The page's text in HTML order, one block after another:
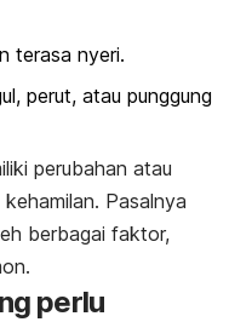
terasa nyeri.
perut, atau punggung
perubahan atau
Pasalnya
berbagai faktor,
perlu